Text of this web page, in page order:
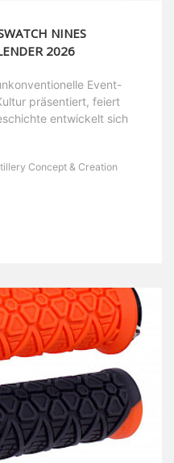
NINES
2026
Event-
präsentiert, feiert
entwickelt sich
Concept & Creation